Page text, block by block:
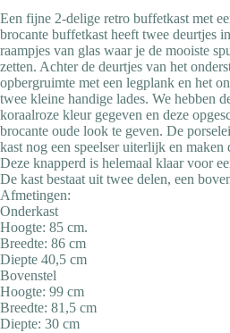
Een fijne 2-delige retro buffetkast met
brocante buffetkast heeft twee deurtjes
raampjes van glas waar je de mooiste
zetten. Achter de deurtjes van het
opbergruimte met een legplank en het
twee kleine handige lades. We hebben
koraalroze kleur gegeven en deze
brocante oude look te geven. De
kast nog een speelser uiterlijk en maken
Deze knapperd is helemaal klaar voor
De kast bestaat uit twee delen, een
Afmetingen:
Onderkast
Hoogte: 85 cm.
Breedte: 86 cm
Diepte 40,5 cm
Bovenstel
Hoogte: 99 cm
Breedte: 81,5 cm
Diepte: 30 cm